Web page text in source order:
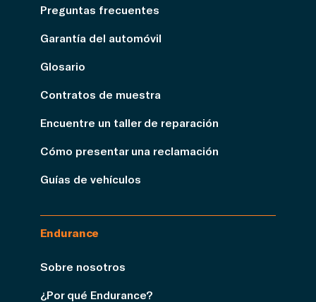
Preguntas frecuentes
Garantía del automóvil
Glosario
Contratos de muestra
Encuentre un taller de reparación
Cómo presentar una reclamación
Guías de vehículos
Endurance
Sobre nosotros
¿Por qué Endurance?